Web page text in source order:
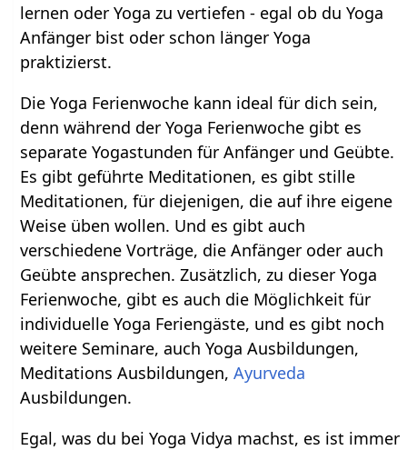
lernen oder Yoga zu vertiefen - egal ob du Yoga
Anfänger bist oder schon länger Yoga
praktizierst.
Die Yoga Ferienwoche kann ideal für dich sein,
denn während der Yoga Ferienwoche gibt es
separate Yogastunden für Anfänger und Geübte.
Es gibt geführte Meditationen, es gibt stille
Meditationen, für diejenigen, die auf ihre eigene
Weise üben wollen. Und es gibt auch
verschiedene Vorträge, die Anfänger oder auch
Geübte ansprechen. Zusätzlich, zu dieser Yoga
Ferienwoche, gibt es auch die Möglichkeit für
individuelle Yoga Feriengäste, und es gibt noch
weitere Seminare, auch Yoga Ausbildungen,
Meditations Ausbildungen,Ayurveda
Ausbildungen.
Egal, was du bei Yoga Vidya machst, es ist immer